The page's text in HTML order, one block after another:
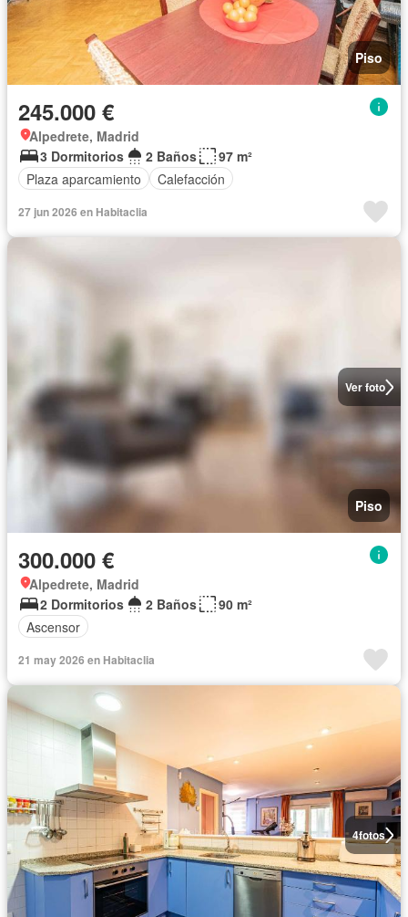
Piso
245.000 €
Alpedrete, Madrid
3 Dormitorios
2 Baños
97 m²
Plaza aparcamiento
Calefacción
27 jun 2026 en Habitaclia
Ver foto
Piso
300.000 €
Alpedrete, Madrid
2 Dormitorios
2 Baños
90 m²
Ascensor
21 may 2026 en Habitaclia
4fotos